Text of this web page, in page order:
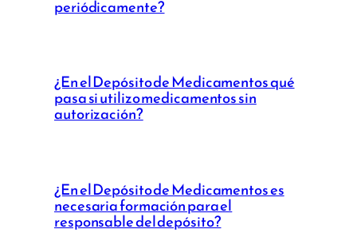
periódicamente?
¿En el Depósito de Medicamentos qué
pasa si utilizo medicamentos sin
autorización?
¿En el Depósito de Medicamentos es
necesaria formación para el
responsable del depósito?